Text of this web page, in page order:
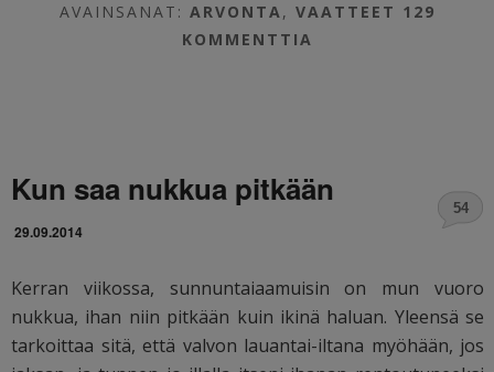
AVAINSANAT:ARVONTA,VAATTEET 129
KOMMENTTIA
Kun saa nukkua pitkään
29.09.2014
54
Kerran viikossa, sunnuntaiaamuisin on mun vuoro
nukkua, ihan niin pitkään kuin ikinä haluan. Yleensä se
tarkoittaa sitä, että valvon lauantai-iltana myöhään, jos